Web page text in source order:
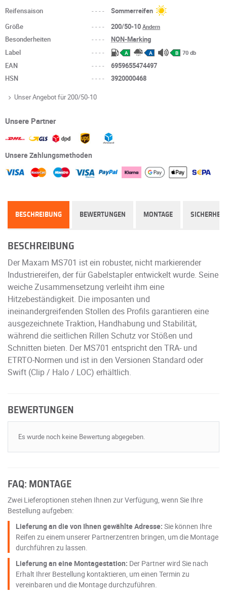
Reifensaison
----
Sommerreifen
Größe
---- 200/50-10Ändern
Besonderheiten ----
NON-Marking
Label
---- A A B 70 db
EAN ----
6959655474497
HSN
---- 3920000468
Unser Angebot für 200/50-10
Unsere Partner
Unsere Zahlungsmethoden
BESCHREIBUNG BEWERTUNGEN MONTAGE SICHERHEIT
BESCHREIBUNG
Der Maxam MS701 ist ein robuster, nicht markierender
Industriereifen, der für Gabelstapler entwickelt wurde. Seine
weiche Zusammensetzung verleiht ihm eine
Hitzebeständigkeit. Die imposanten und
ineinandergreifenden Stollen des Profils garantieren eine
ausgezeichnete Traktion, Handhabung und Stabilität,
während die seitlichen Rillen Schutz vor Stößen und
Schnitten bieten. Der MS701 entspricht den TRA- und
ETRTO-Normen und ist in den Versionen Standard oder
Swift (Clip / Halo / LOC) erhältlich.
BEWERTUNGEN
Es wurde noch keine Bewertung abgegeben.
FAQ: MONTAGE
Zwei Lieferoptionen stehen Ihnen zur Verfügung, wenn Sie Ihre
Bestellung aufgeben:
Lieferung an die von Ihnen gewählte Adresse: Sie können Ihre
Reifen zu einem unserer Partnerzentren bringen, um die Montage
durchführen zu lassen.
Lieferung an eine Montagestation: Der Partner wird Sie nach
Erhalt Ihrer Bestellung kontaktieren, um einen Termin zu
vereinbaren und die Montage durchzuführen.